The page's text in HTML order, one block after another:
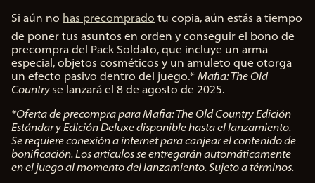
Si aún no has precomprado tu copia, aún estás a tiempo
de poner tus asuntos en orden y conseguir el bono de
precompra del Pack Soldato, que incluye un arma
especial, objetos cosméticos y un amuleto que otorga
un efecto pasivo dentro del juego.* Mafia: The Old
Country se lanzará el 8 de agosto de 2025.
*Oferta de precompra para Mafia: The Old Country Edición
Estándar y Edición Deluxe disponible hasta el lanzamiento.
Se requiere conexión a internet para canjear el contenido de
bonificación. Los artículos se entregarán automáticamente
en el juego al momento del lanzamiento. Sujeto a términos.